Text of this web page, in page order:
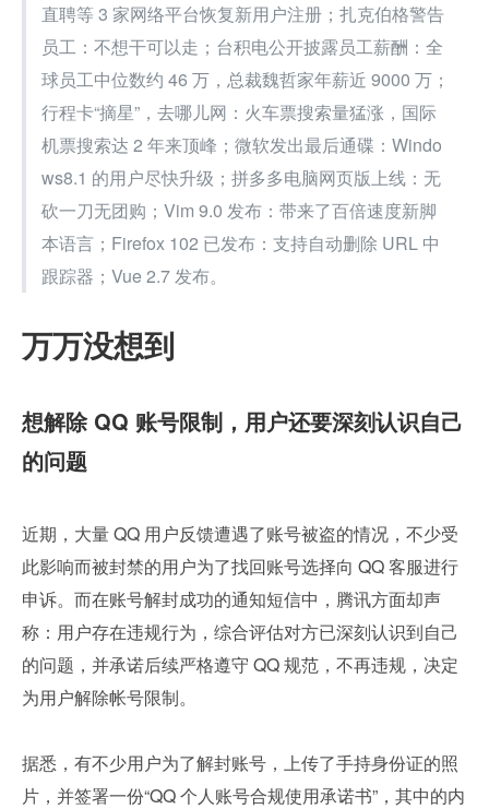
直聘等 3 家网络平台恢复新用户注册；扎克伯格警告
员工：不想干可以走；台积电公开披露员工薪酬：全
球员工中位数约 46 万，总裁魏哲家年薪近 9000 万；
行程卡“摘星”，去哪儿网：火车票搜索量猛涨，国际
机票搜索达 2 年来顶峰；微软发出最后通碟：Windo
ws8.1 的用户尽快升级；拼多多电脑网页版上线：无
砍一刀无团购；Vim 9.0 发布：带来了百倍速度新脚
本语言；Firefox 102 已发布：支持自动删除 URL 中
跟踪器；Vue 2.7 发布。
万万没想到
想解除 QQ 账号限制，用户还要深刻认识自己
的问题
近期，大量 QQ 用户反馈遭遇了账号被盗的情况，不少受
此影响而被封禁的用户为了找回账号选择向 QQ 客服进行
申诉。而在账号解封成功的通知短信中，腾讯方面却声
称：用户存在违规行为，综合评估对方已深刻认识到自己
的问题，并承诺后续严格遵守 QQ 规范，不再违规，决定
为用户解除帐号限制。
据悉，有不少用户为了解封账号，上传了手持身份证的照
片，并签署一份“QQ 个人账号合规使用承诺书”，其中的内